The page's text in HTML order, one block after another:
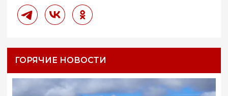
ГОРЯЧИЕ НОВОСТИ